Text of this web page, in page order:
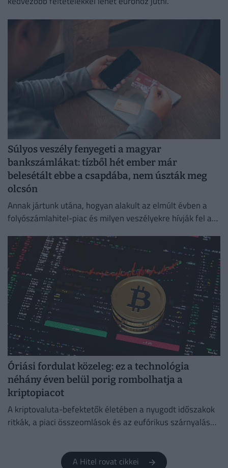
Súlyos veszély fenyegeti a magyar
bankszámlákat: tízből hét ember már
belesétált ebbe a csapdába, nem úszták meg
olcsón
Annak jártunk utána, hogyan alakult az elmúlt évben a
folyószámlahitel-piac és milyen veszélyekre hívják fel a
Óriási fordulat közeleg: ez a technológia
néhány éven belül porig rombolhatja a
kriptopiacot
A kriptovaluta-befektetők életében a nyugodt időszakok
ritkák, a piaci összeomlások és az eufórikus szárnyalások
A Hitel rovat cikkei